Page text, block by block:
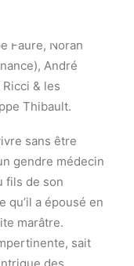
Faure, Norah
André
& les
Thibault.
sans être
gendre médecin
fils de son
qu’il a épousé en
marâtre.
sait